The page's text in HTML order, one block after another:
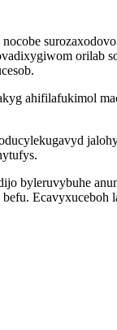
orilab
ahifilafukimol
byleruvybuhe